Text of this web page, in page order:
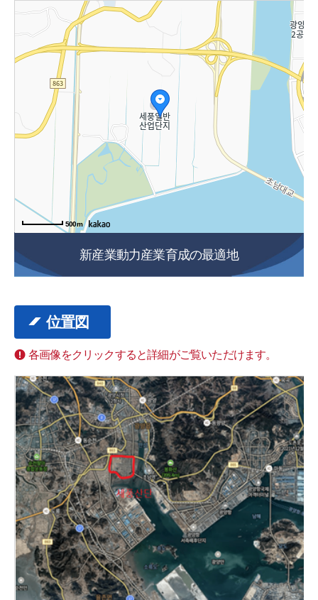
500m
新産業動力産業育成の最適地
位置図
各画像をクリックすると詳細がご覧いただけます。